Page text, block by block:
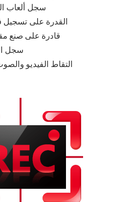
سجل ألعاب
القدرة على تسجيل
قادرة على صنع
سجل
التقاط الفيديو